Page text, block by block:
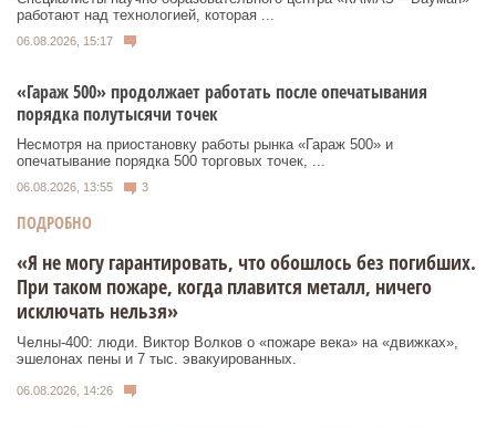
работают над технологией, которая ...
06.08.2026, 15:17
«Гараж 500» продолжает работать после опечатывания
порядка полутысячи точек
Несмотря на приостановку работы рынка «Гараж 500» и
опечатывание порядка 500 торговых точек, ...
06.08.2026, 13:55 3
ПОДРОБНО
«Я не могу гарантировать, что обошлось без погибших.
При таком пожаре, когда плавится металл, ничего
исключать нельзя»
Челны-400: люди. Виктор Волков о «пожаре века» на «движках»,
эшелонах пены и 7 тыс. эвакуированных.
06.08.2026, 14:26